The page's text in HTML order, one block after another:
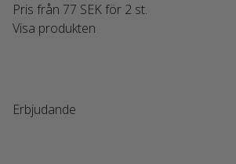
Pris från 77 SEKför 2 st.
Visa produkten
Erbjudande